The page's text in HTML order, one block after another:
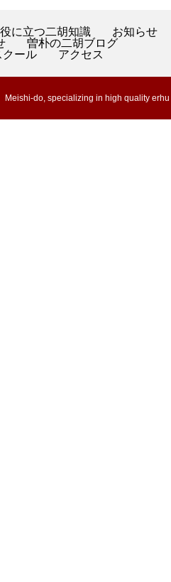
役に立つ二胡知識
お知らせ
曽朴の二胡ブログ
クール
アクセス
do, specializing in high quality erhu